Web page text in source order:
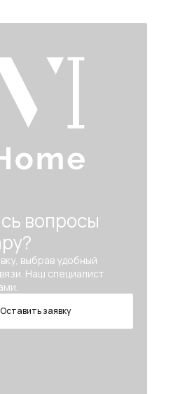
вопросы
выбрав удобный
Наш специалист
Оставить заявку